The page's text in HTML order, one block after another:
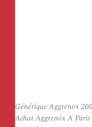
Générique Aggrenox
Achat Aggrenox A Paris